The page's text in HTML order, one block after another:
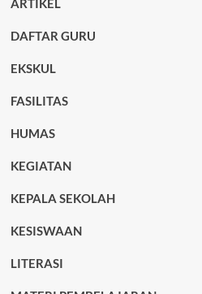
ARTIKEL
DAFTAR GURU
EKSKUL
FASILITAS
HUMAS
KEGIATAN
KEPALA SEKOLAH
KESISWAAN
LITERASI